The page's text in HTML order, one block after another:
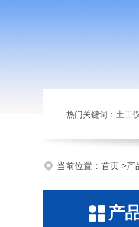
热门关键词： 土工
当前位置： 首页 >产
产